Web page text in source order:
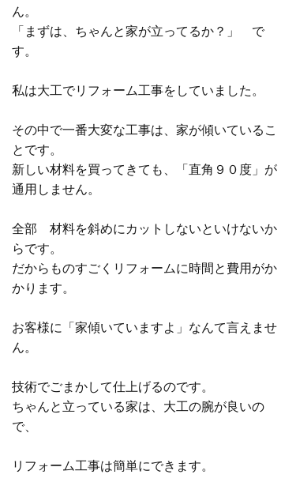
ん。
「まずは、ちゃんと家が立ってるか？」 で
す。
私は大工でリフォーム工事をしていました。
その中で一番大変な工事は、家が傾いているこ
とです。
新しい材料を買ってきても、「直角９０度」が
通用しません。
全部 材料を斜めにカットしないといけないか
らです。
だからものすごくリフォームに時間と費用がか
かります。
お客様に「家傾いていますよ」なんて言えませ
ん。
技術でごまかして仕上げるのです。
ちゃんと立っている家は、大工の腕が良いの
で、
リフォーム工事は簡単にできます。